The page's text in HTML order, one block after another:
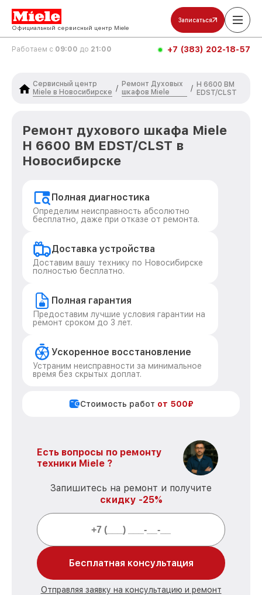
Официальный сервисный центр Miele
Записаться
Работаем с 09:00 до 21:00 +7 (383) 202-18-57
Сервисный центр
Miele в Новосибирске /
Ремонт Духовых
шкафов Miele
/ H 6600 BM
EDST/CLST
Ремонт духового шкафа Miele
H 6600 BM EDST/CLST в
Новосибирске
Полная диагностика
Определим неисправность абсолютно
бесплатно, даже при отказе от ремонта.
Доставка устройства
Доставим вашу технику по Новосибирске
полностью бесплатно.
Полная гарантия
Предоставим лучшие условия гарантии на
ремонт сроком до 3 лет.
Ускоренное восстановление
Устраним неисправности за минимальное
время без скрытых доплат.
Стоимость работ от 500₽
Есть вопросы по ремонту
техники Miele ?
Запишитесь на ремонт и получите
скидку -25%
Бесплатная консультация
Отправляя заявку на консультацию и ремонт